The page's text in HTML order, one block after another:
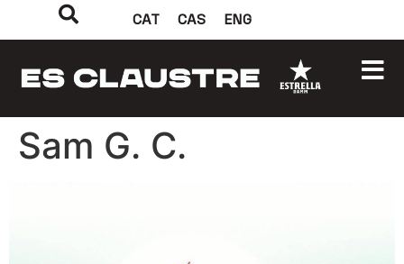
CAT CAS ENG
Sam G. C.